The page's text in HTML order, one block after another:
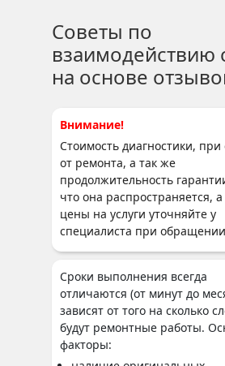
Советы по
взаимодействию
на основе
Внимание!
Стоимость диагностики, при
от ремонта, а так же
продолжительность
что она распространяется,
цены на услуги уточняйте у
специалиста при
Сроки выполнения всегда
отличаются (от минут до
зависят от того на сколько
будут ремонтные работы.
факторы: